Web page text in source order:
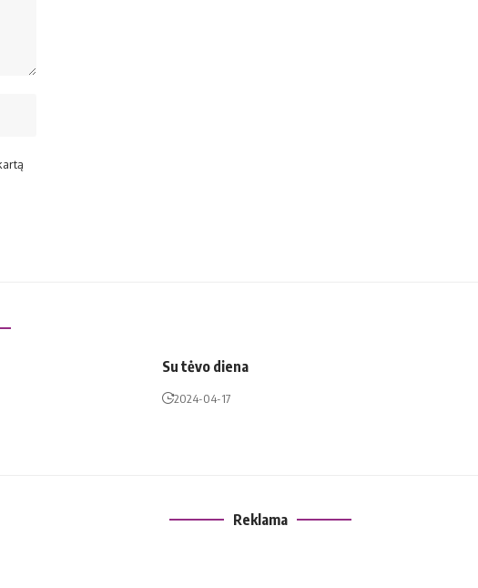
Su tėvo diena
2024-04-17
Reklama